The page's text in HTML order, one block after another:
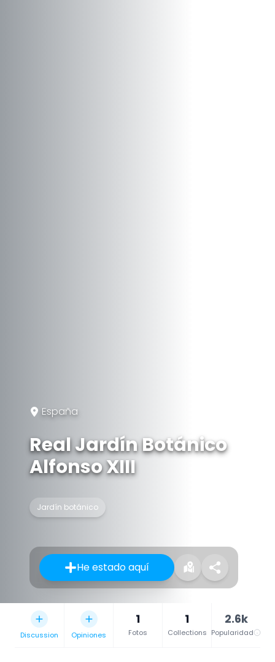
España
Real Jardín Botánico
Alfonso XIII
Jardín botánico
He estado aquí
Discussion Opiniones
1
Fotos
1
Collections
2.6k
Popularidad